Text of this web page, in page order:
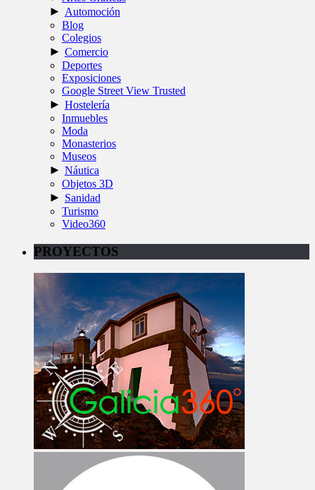
► Automoción
Blog
Colegios
► Comercio
Deportes
Exposiciones
Google Street View Trusted
► Hostelería
Inmuebles
Moda
Monasterios
Museos
► Náutica
Objetos 3D
► Sanidad
Turismo
Video360
PROYECTOS